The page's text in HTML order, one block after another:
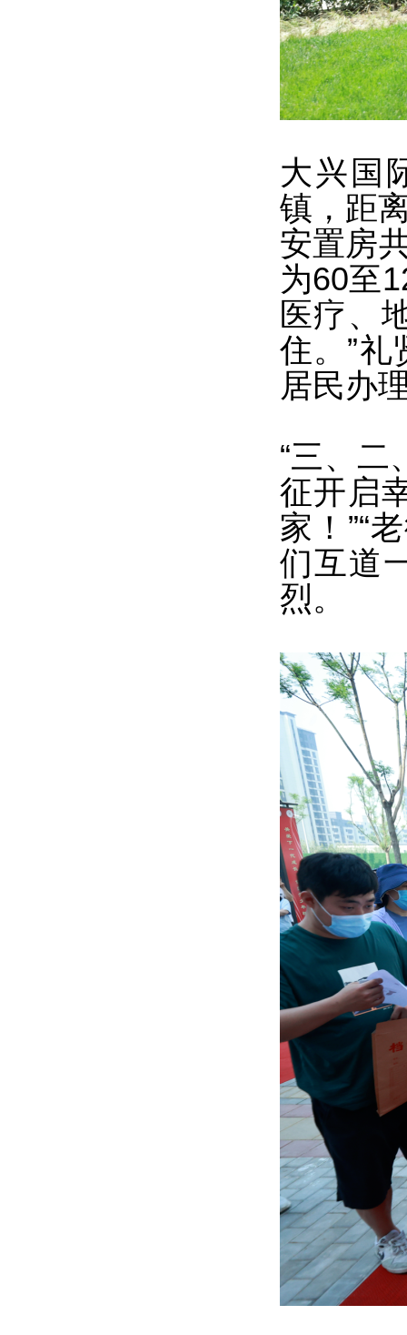
大兴国
镇，距
安置房
为60至
医疗、
住。”
居民办
“三、二
征开启
家！”“
们互道
烈。